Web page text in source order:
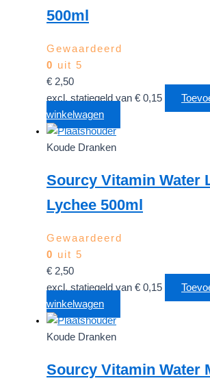
500ml
Gewaardeerd
0 uit 5
€ 2,50
excl. statiegeld van € 0,15
winkelwagen
Koude Dranken
Sourcy Vitamin Water
Lychee 500ml
Gewaardeerd
0 uit 5
€ 2,50
excl. statiegeld van € 0,15
winkelwagen
Koude Dranken
Sourcy Vitamin Water